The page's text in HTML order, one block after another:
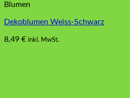
Blumen
Dekoblumen Weiss-Schwarz
8,49 € inkl. MwSt.